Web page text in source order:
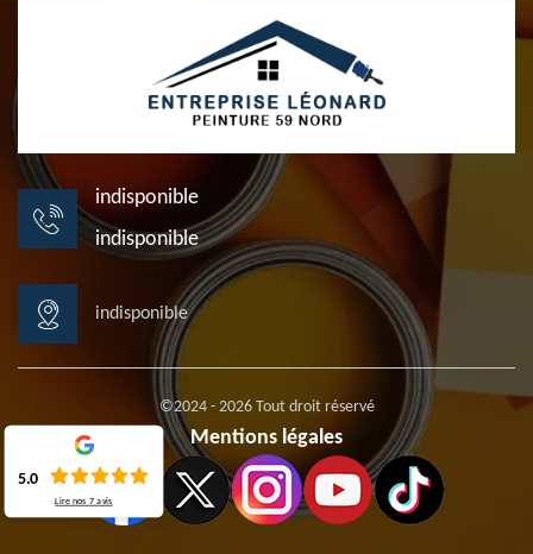
indisponible
indisponible
indisponible
©2024 - 2026 Tout droit réservé
Mentions légales
5.0
Lire nos7 avis